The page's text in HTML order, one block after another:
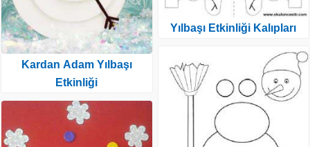
Kardan Adam Yılbaşı
Etkinliği
Yılbaşı Etkinliği Kalıpları